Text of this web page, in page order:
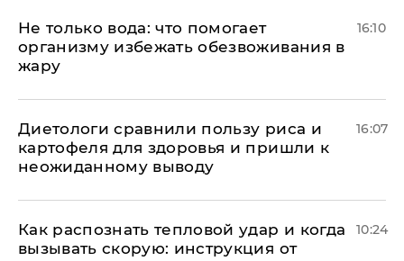
Не только вода: что помогает
организму избежать обезвоживания в
жару
16:10
Диетологи сравнили пользу риса и
картофеля для здоровья и пришли к
неожиданному выводу
16:07
Как распознать тепловой удар и когда
вызывать скорую: инструкция от
10:24